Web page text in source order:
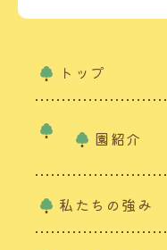
トップ
園紹介
私たちの強み